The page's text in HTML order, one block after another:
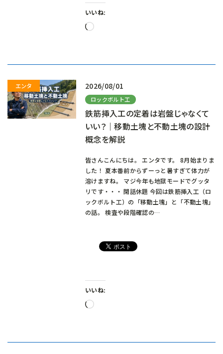
いいね:
読
2026/08/01
ロックボルト工
鉄筋挿入工の定着は岩盤じゃなくて
いい？｜移動土塊と不動土塊の設計
概念を解説
皆さんこんにちは。 エンタです。 8月始まりま
した！ 夏本番前からずーっと暑すぎて体力が
溶けますね。 マジ今年も地獄モードでグッタ
リです・・・ 閑話休題 今回は鉄筋挿入工（ロ
ックボルト工）の「移動土塊」と「不動土塊」
の話。 検査や段階確認の…
いいね:
読